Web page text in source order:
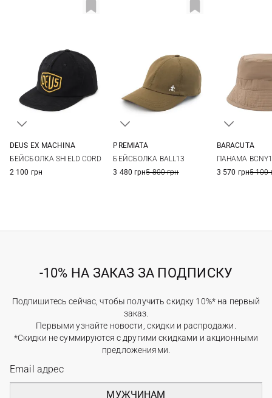
DEUS EX MACHINА
БЕЙСБОЛКА SHIELD CORD
2 100 грн
PREMIATA
БЕЙСБОЛКА BALL13
3 480 грн5 800 грн
BARACUTA
ПАНАМА
3 570 грн5 100
-10% НА ЗАКАЗ ЗА ПОДПИСКУ
Подпишитесь сейчас, чтобы получить скидку 10%* на первый
заказ.
Первыми узнайте новости, скидки и распродажи.
*Скидки не суммируются с другими скидками и акционными
предложениями.
МУЖЧИНАМ